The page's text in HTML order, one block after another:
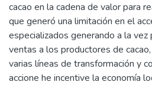
cacao en la cadena de valor para
que generó una limitación en el
especializados generando a la
ventas a los productores de
varias líneas de transformación y
accione he incentive la economía